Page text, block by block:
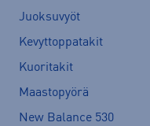
Juoksuvyöt
Kevyttoppatakit
Kuoritakit
Maastopyörä
New Balance 530